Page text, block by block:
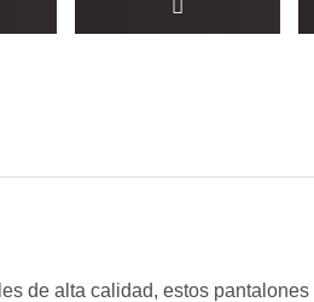
de alta calidad, estos pantalones